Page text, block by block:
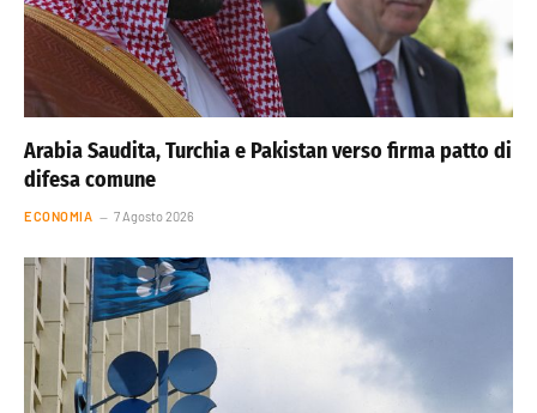
Arabia Saudita, Turchia e Pakistan verso firma patto di
difesa comune
ECONOMIA 7 Agosto 2026